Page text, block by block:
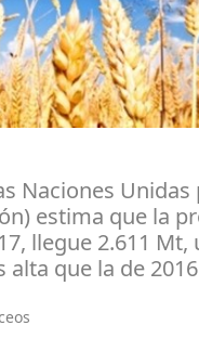
Naciones Unidas
estima que la
llegue 2.611 Mt,
alta que la de